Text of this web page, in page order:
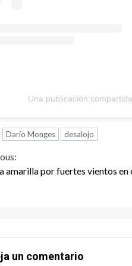
Una publicación
Darío Monges desalojo
amarilla por fuertes vientos en
un comentario